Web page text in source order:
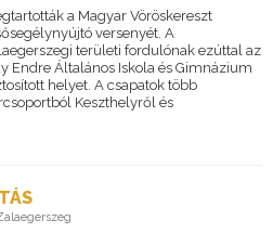
a Magyar Vöröskereszt
versenyét. A
területi fordulónak ezúttal az
Endre Általános Iskola és Gimnázium
helyet. A csapatok több
Keszthelyről és